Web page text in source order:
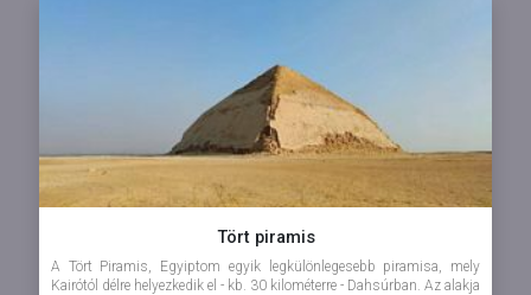
Tört piramis
A Tört Piramis, Egyiptom egyik legkülönlegesebb piramisa, mely
Kairótól délre helyezkedik el - kb. 30 kilométerre - Dahsúrban. Az alakja